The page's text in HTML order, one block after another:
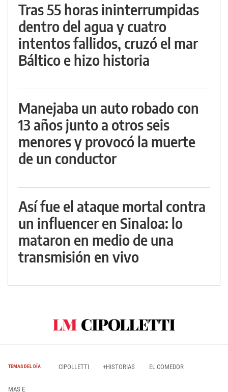
Tras 55 horas ininterrumpidas
dentro del agua y cuatro
intentos fallidos, cruzó el mar
Báltico e hizo historia
Manejaba un auto robado con
13 años junto a otros seis
menores y provocó la muerte
de un conductor
Así fue el ataque mortal contra
un influencer en Sinaloa: lo
mataron en medio de una
transmisión en vivo
TEMAS DEL DÍA CIPOLLETTI +HISTORIAS EL COMEDOR
MAS E